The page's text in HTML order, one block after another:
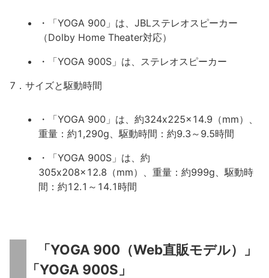
・「YOGA 900」は、JBLステレオスピーカー
（Dolby Home Theater対応）
・「YOGA 900S」は、ステレオスピーカー
7．サイズと駆動時間
・「YOGA 900」は、約324x225x14.9（mm）、
重量：約1,290g、駆動時間：約9.3～9.5時間
・「YOGA 900S」は、約
305x208x12.8（mm）、重量：約999g、駆動時
間：約12.1～14.1時間
「YOGA 900（Web直販モデル）」
「YOGA 900S」